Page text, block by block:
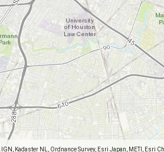
Kadaster NL, Ordnance Survey, Esri Japan, METI,